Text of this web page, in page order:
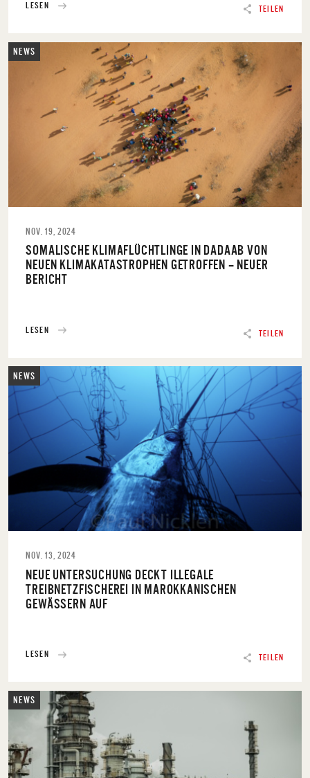
TEILEN
LESEN
TEILEN
NEWS
NOV. 19, 2024
SOMALISCHE KLIMAFLÜCHTLINGE IN DADAAB VON
NEUEN KLIMAKATASTROPHEN GETROFFEN – NEUER
BERICHT
LESEN
TEILEN
NEWS
NOV. 13, 2024
NEUE UNTERSUCHUNG DECKT ILLEGALE
TREIBNETZFISCHEREI IN MAROKKANISCHEN
GEWÄSSERN AUF
LESEN
NEWS